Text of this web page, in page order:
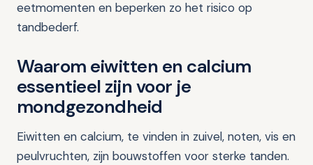
eetmomenten en beperken zo het risico op
tandbederf.
Waarom eiwitten en calcium
essentieel zijn voor je
mondgezondheid
Eiwitten en calcium, te vinden in zuivel, noten, vis en
peulvruchten, zijn bouwstoffen voor sterke tanden.